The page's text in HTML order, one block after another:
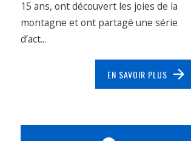
15 ans, ont découvert les joies de la
montagne et ont partagé une série
d’act...
EN SAVOIR PLUS